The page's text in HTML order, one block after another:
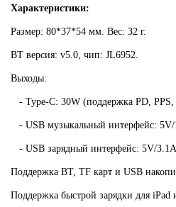
Характеристики:
Размер: 80*37*54 мм. Вес: 32 г.
BT версия: v5.0, чип: JL6952.
Выходы:
- Type-C: 30W (поддержка PD, PPS,
- USB музыкальный интерфейс: 5V/
- USB зарядный интерфейс: 5V/3.1A.
Поддержка BT, TF карт и USB
Поддержка быстрой зарядки для iPad